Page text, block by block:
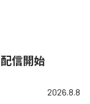
配信開始
2026.8.8